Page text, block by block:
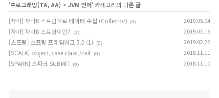
'프로그래밍(TA, AA) > JVM 언어' 카테고리의 다른 글
[자바] 자바8 스트림으로 데이터 수집 (Collector)
(0) 2019.05.04
[자바] 자바8 스트림이란? (1) 2019.03.16
[스프링] 스프링 프레임워크 5.0 (1) (0) 2019.02.22
[SCALA] object, case class, trait (0) 2018.11.11
[SPARK] 스파크 SUBMIT (0) 2018.11.10